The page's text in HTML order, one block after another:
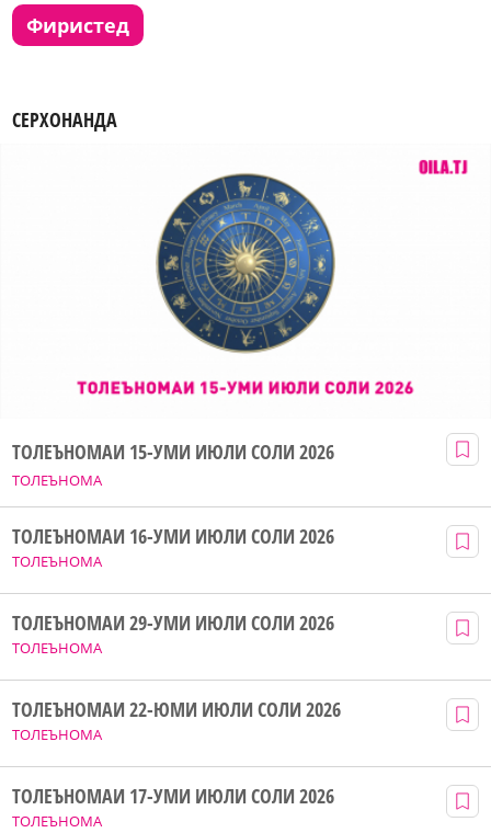
фиристед
СЕРХОНАНДА
ТОЛЕЪНОМА
ТОЛЕЪНОМАИ 15-УМИ ИЮЛИ СОЛИ 2026
ТОЛЕЪНОМА
ТОЛЕЪНОМАИ 16-УМИ ИЮЛИ СОЛИ 2026
ТОЛЕЪНОМА
ТОЛЕЪНОМАИ 29-УМИ ИЮЛИ СОЛИ 2026
ТОЛЕЪНОМА
ТОЛЕЪНОМАИ 22-ЮМИ ИЮЛИ СОЛИ 2026
ТОЛЕЪНОМА
ТОЛЕЪНОМАИ 17-УМИ ИЮЛИ СОЛИ 2026